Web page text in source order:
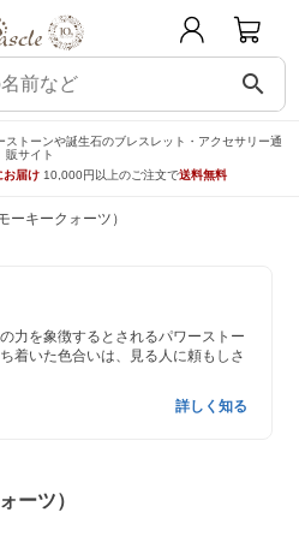
search
トーンや誕生石のブレスレット・アクセサリー通
販サイト
お届け 10,000円以上のご注文で送料無料
ーキークォーツ）
力を象徴するとされるパワーストー
着いた色合いは、見る人に頼もしさ
詳しく知る
ーツ）